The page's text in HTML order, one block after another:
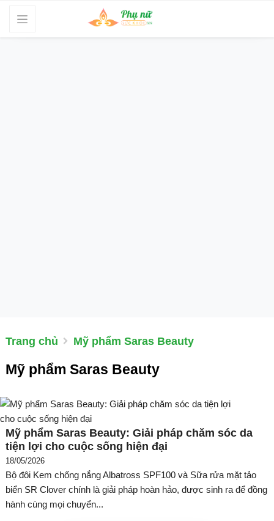
Trang chủ Mỹ phẩm Saras Beauty
Mỹ phẩm Saras Beauty
Mỹ phẩm Saras Beauty: Giải pháp chăm sóc da
tiện lợi cho cuộc sống hiện đại
18/05/2026
Bộ đôi Kem chống nắng Albatross SPF100 và Sữa rửa mặt tảo
biển SR Clover chính là giải pháp hoàn hảo, được sinh ra để đồng
hành cùng mọi chuyển...